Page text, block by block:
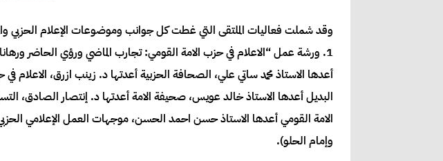
وقد شملت فعاليات الملتقى التي غطت كل جوانب وموضوعات الإعلام الحزبي
1. ورشة عمل “الاعلام في حزب الامة القومي: تجارب الماضي ورؤي الحاضر
أعدها الاستاذ محمد ساتي علي، الصحافة الحزبية أعدتها د. زينب ازرق،
البديل أعدها الاستاذ خالد عويس، صحيفة الامة أعدتها د. إنتصار
الامة القومي أعدها الاستاذ حسن احمد الحسن، موجهات العمل الإعلامي
وإمام الحلو).